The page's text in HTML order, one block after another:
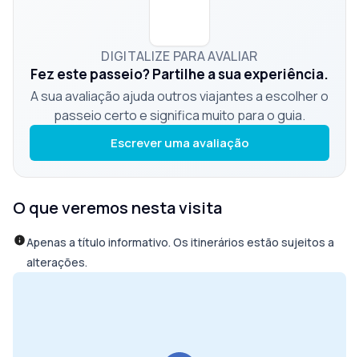
DIGITALIZE PARA AVALIAR
Fez este passeio? Partilhe a sua experiência.
A sua avaliação ajuda outros viajantes a escolher o
passeio certo e significa muito para o guia.
Escrever uma avaliação
O que veremos nesta visita
Apenas a título informativo. Os itinerários estão sujeitos a
alterações.